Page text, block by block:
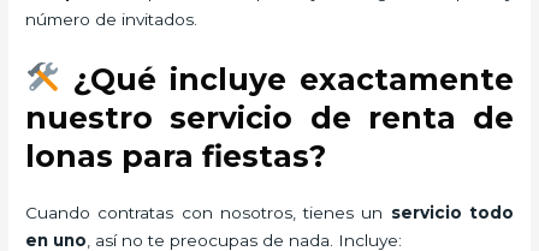
número de invitados.
¿Qué incluye exactamente
nuestro servicio de renta de
lonas para fiestas?
Cuando contratas con nosotros, tienes un servicio todo
en uno , así no te preocupas de nada. Incluye: